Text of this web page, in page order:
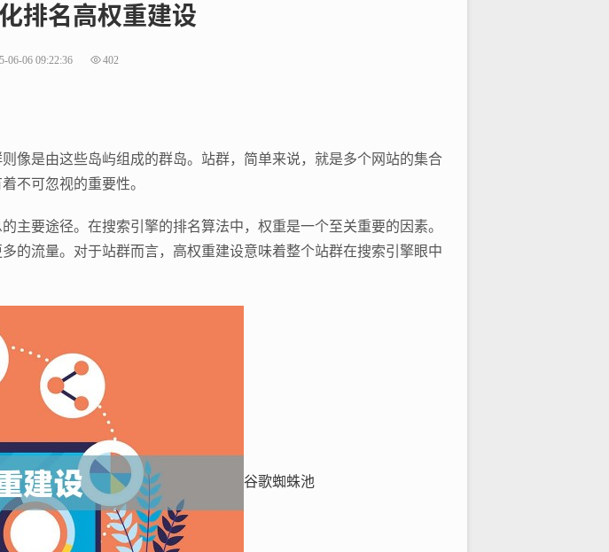
排名高权重建设
06-06 09:22:36 402
像是由这些岛屿组成的群岛。站群，简单来说，就是多个网站的集合
不可忽视的重要性。
主要途径。在搜索引擎的排名算法中，权重是一个至关重要的因素。
的流量。对于站群而言，高权重建设意味着整个站群在搜索引擎眼中
谷歌蜘蛛池